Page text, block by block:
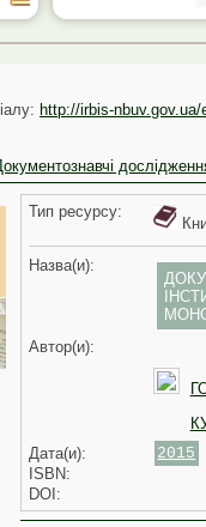
http://irbis-
Тип реcурсу:
Назва(и):
Автор(и):
Дата(и):
2015
ISBN:
DOI: